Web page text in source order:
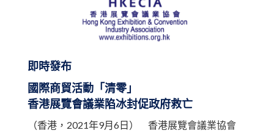
即時發布
國際商貿活動「清零」
香港展覽會議業陷冰封促政府救亡
（香港，2021年9月6日） 香港展覽會議業協會